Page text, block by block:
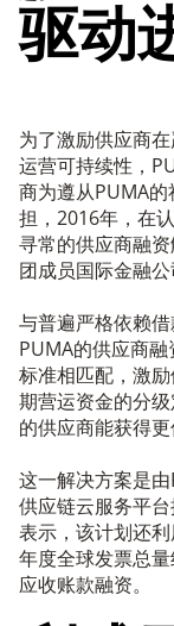
驱动
为了激励供应商
运营可持续性，
商为遵从PUMA
担，2016年，在
寻常的供应商融
团成员国际金融
与普遍严格依赖
PUMA的供应商
标准相匹配，激
期营运资金的分
的供应商能获得更
这一解决方案是
供应链云服务平
表示，该计划还
年度全球发票总
应收账款融资。